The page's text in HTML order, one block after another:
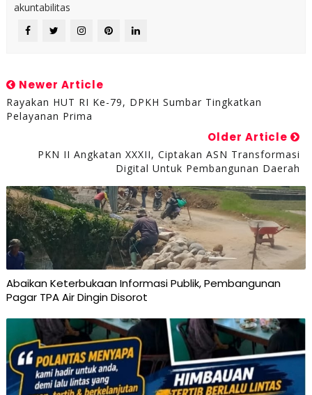
akuntabilitas
Newer Article
Rayakan HUT RI Ke-79, DPKH Sumbar Tingkatkan
Pelayanan Prima
Older Article
PKN II Angkatan XXXII, Ciptakan ASN Transformasi
Digital Untuk Pembangunan Daerah
Abaikan Keterbukaan Informasi Publik, Pembangunan
Pagar TPA Air Dingin Disorot